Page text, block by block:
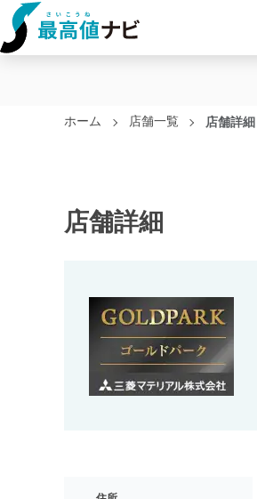
ホーム 店舗一覧 店舗詳細
店舗詳細